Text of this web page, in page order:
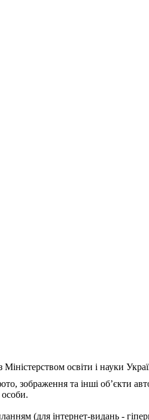
Міністерством освіти і науки
зображення та інші об’єкти
особи.
(для інтернет-видань -